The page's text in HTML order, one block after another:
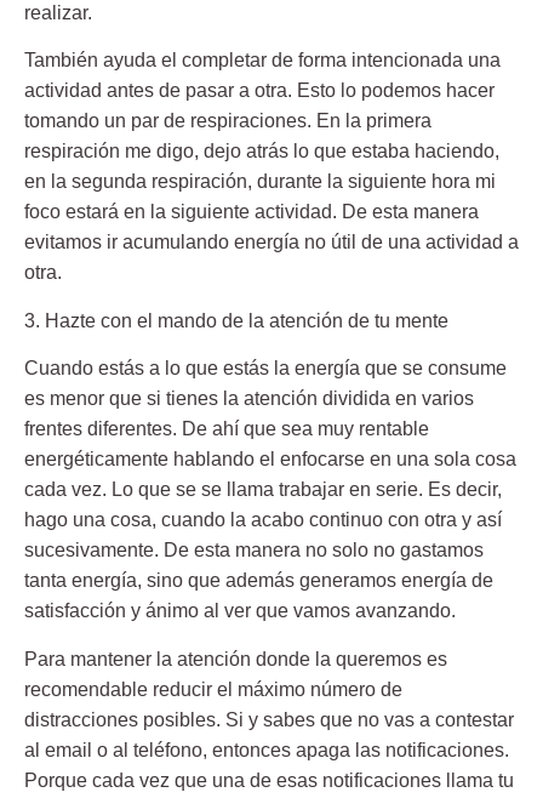
realizar.
También ayuda el completar de forma intencionada una
actividad antes de pasar a otra. Esto lo podemos hacer
tomando un par de respiraciones. En la primera
respiración me digo, dejo atrás lo que estaba haciendo,
en la segunda respiración, durante la siguiente hora mi
foco estará en la siguiente actividad. De esta manera
evitamos ir acumulando energía no útil de una actividad a
otra.
3. Hazte con el mando de la atención de tu mente
Cuando estás a lo que estás la energía que se consume
es menor que si tienes la atención dividida en varios
frentes diferentes. De ahí que sea muy rentable
energéticamente hablando el enfocarse en una sola cosa
cada vez. Lo que se se llama trabajar en serie. Es decir,
hago una cosa, cuando la acabo continuo con otra y así
sucesivamente. De esta manera no solo no gastamos
tanta energía, sino que además generamos energía de
satisfacción y ánimo al ver que vamos avanzando.
Para mantener la atención donde la queremos es
recomendable reducir el máximo número de
distracciones posibles. Si y sabes que no vas a contestar
al email o al teléfono, entonces apaga las notificaciones.
Porque cada vez que una de esas notificaciones llama tu